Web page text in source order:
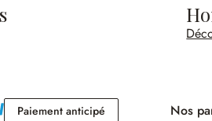
Paiement anticipéPaiement anticipé
Nos